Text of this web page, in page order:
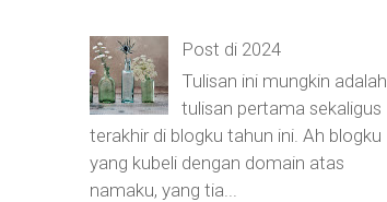
Post di 2024
Tulisan ini mungkin adalah
tulisan pertama sekaligus
terakhir di blogku tahun ini. Ah blogku
yang kubeli dengan domain atas
namaku, yang tia...